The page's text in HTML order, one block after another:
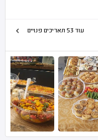
עוד 53 תאריכים פנויים